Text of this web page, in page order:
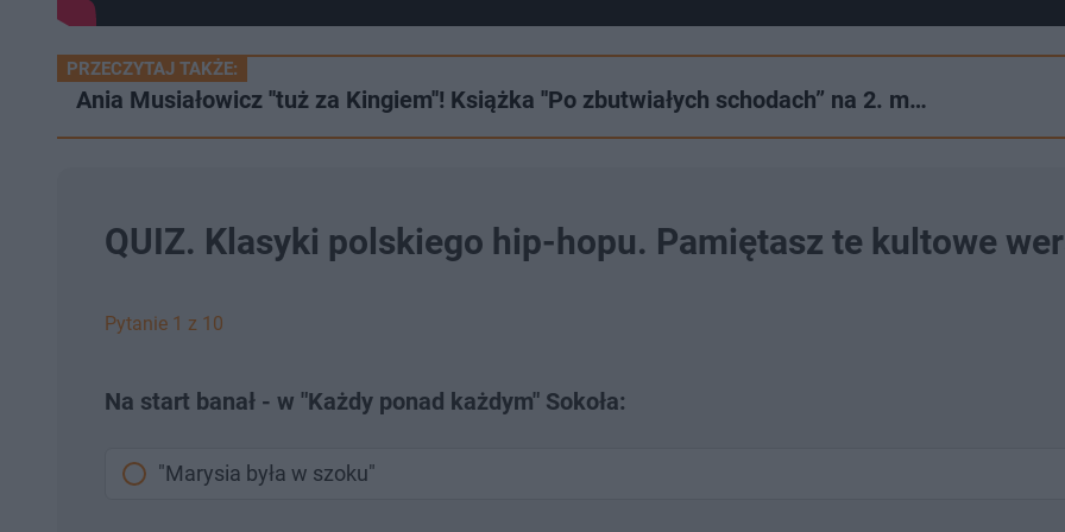
PRZECZYTAJ TAKŻE:
Ania Musiałowicz ''tuż za Kingiem''! Książka ''Po zbutwiałych schodach” na 2. m…
QUIZ. Klasyki polskiego hip-hopu. Pamiętasz te kultowe
Pytanie 1 z 10
Na start banał - w "Każdy ponad każdym" Sokoła:
"Marysia była w szoku"